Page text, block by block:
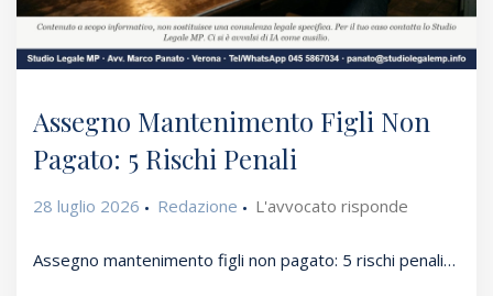
Assegno Mantenimento Figli Non
Pagato: 5 Rischi Penali
28 luglio 2026 Redazione L'avvocato risponde
Assegno mantenimento figli non pagato: 5 rischi penali…